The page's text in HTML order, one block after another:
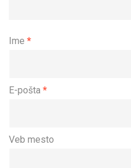
Ime *
E-pošta *
Veb mesto